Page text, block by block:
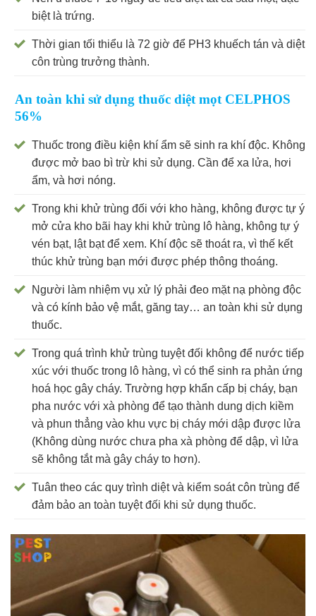
biệt là trứng.
Thời gian tối thiểu là 72 giờ để PH3 khuếch tán và diệt
côn trùng trưởng thành.
An toàn khi sử dụng thuốc diệt mọt CELPHOS
56%
Thuốc trong điều kiện khí ẩm sẽ sinh ra khí độc. Không
được mở bao bì trừ khi sử dụng. Cần để xa lửa, hơi
ẩm, và hơi nóng.
Trong khi khử trùng đối với kho hàng, không được tự ý
mở cửa kho bãi hay khi khử trùng lô hàng, không tự ý
vén bạt, lật bạt để xem. Khí độc sẽ thoát ra, vì thế kết
thúc khử trùng bạn mới được phép thông thoáng.
Người làm nhiệm vụ xử lý phải đeo mặt nạ phòng độc
và có kính bảo vệ mắt, găng tay… an toàn khi sử dụng
thuốc.
Trong quá trình khử trùng tuyệt đối không để nước tiếp
xúc với thuốc trong lô hàng, vì có thể sinh ra phản ứng
hoá học gây cháy. Trường hợp khẩn cấp bị cháy, bạn
pha nước với xà phòng để tạo thành dung dịch kiềm
và phun thẳng vào khu vực bị cháy mới dập được lửa
(Không dùng nước chưa pha xà phòng để dập, vì lửa
sẽ không tắt mà gây cháy to hơn).
Tuân theo các quy trình diệt và kiểm soát côn trùng để
đảm bảo an toàn tuyệt đối khi sử dụng thuốc.